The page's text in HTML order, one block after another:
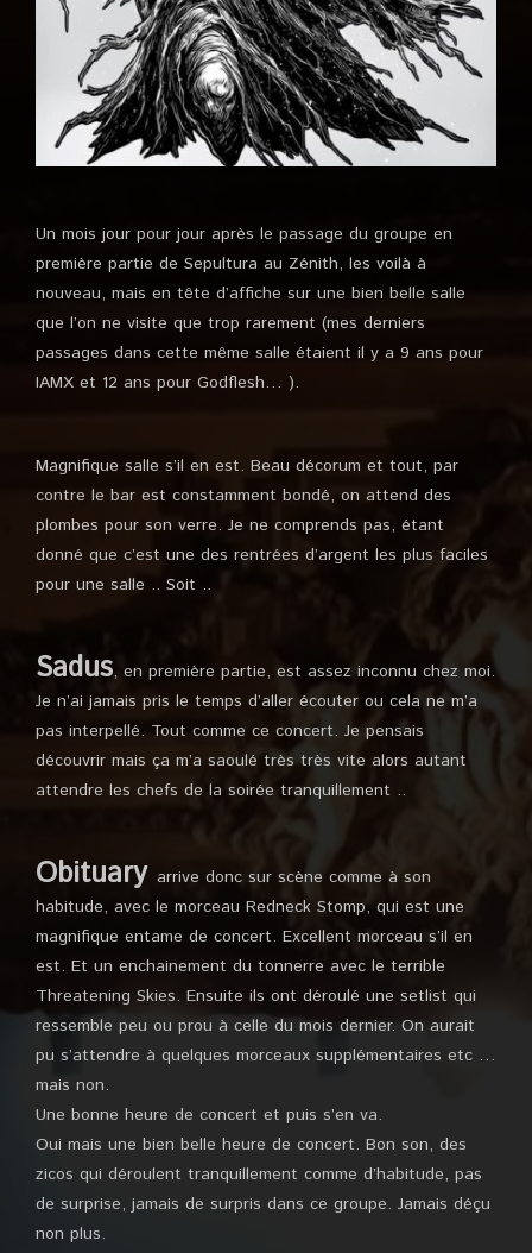
Un mois jour pour jour après le passage du groupe en
première partie de Sepultura au Zénith, les voilà à
nouveau, mais en tête d’affiche sur une bien belle salle
que l’on ne visite que trop rarement (mes derniers
passages dans cette même salle étaient il y a 9 ans pour
IAMX et 12 ans pour Godflesh… ).
Magnifique salle s’il en est. Beau décorum et tout, par
contre le bar est constamment bondé, on attend des
plombes pour son verre. Je ne comprends pas, étant
donné que c’est une des rentrées d’argent les plus faciles
pour une salle .. Soit ..
Sadus, en première partie, est assez inconnu chez moi.
Je n’ai jamais pris le temps d’aller écouter ou cela ne m’a
pas interpellé. Tout comme ce concert. Je pensais
découvrir mais ça m’a saoulé très très vite alors autant
attendre les chefs de la soirée tranquillement ..
Obituary arrive donc sur scène comme à son
habitude, avec le morceau Redneck Stomp, qui est une
magnifique entame de concert. Excellent morceau s’il en
est. Et un enchainement du tonnerre avec le terrible
Threatening Skies. Ensuite ils ont déroulé une setlist qui
ressemble peu ou prou à celle du mois dernier. On aurait
pu s’attendre à quelques morceaux supplémentaires etc …
mais non.
Une bonne heure de concert et puis s’en va.
Oui mais une bien belle heure de concert. Bon son, des
zicos qui déroulent tranquillement comme d’habitude, pas
de surprise, jamais de surpris dans ce groupe. Jamais déçu
non plus.